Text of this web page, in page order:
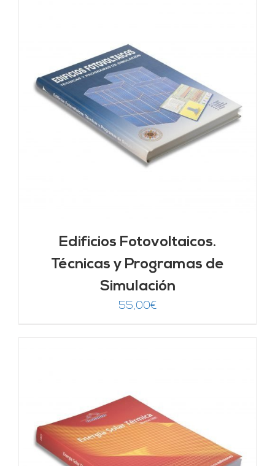
Edificios Fotovoltaicos.
Técnicas y Programas de
Simulación
55,00€